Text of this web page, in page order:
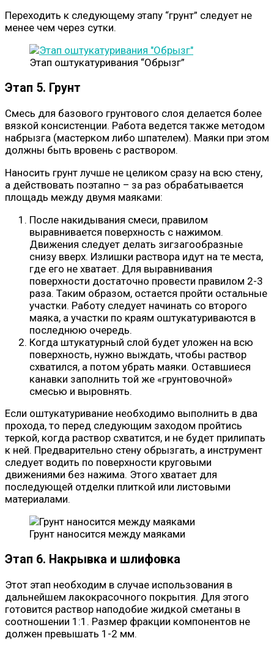
Переходить к следующему этапу “грунт” следует не
менее чем через сутки.
Этап оштукатуривания “Обрызг”
Этап 5. Грунт
Смесь для базового грунтового слоя делается более
вязкой консистенции. Работа ведется также методом
набрызга (мастерком либо шпателем). Маяки при этом
должны быть вровень с раствором.
Наносить грунт лучше не целиком сразу на всю стену,
а действовать поэтапно – за раз обрабатывается
площадь между двумя маяками:
После накидывания смеси, правилом
выравнивается поверхность с нажимом.
Движения следует делать зигзагообразные
снизу вверх. Излишки раствора идут на те места,
где его не хватает. Для выравнивания
поверхности достаточно провести правилом 2-3
раза. Таким образом, остается пройти остальные
участки. Работу следует начинать со второго
маяка, а участки по краям оштукатуриваются в
последнюю очередь.
Когда штукатурный слой будет уложен на всю
поверхность, нужно выждать, чтобы раствор
схватился, а потом убрать маяки. Оставшиеся
канавки заполнить той же «грунтовочной»
смесью и выровнять.
Если оштукатуривание необходимо выполнить в два
прохода, то перед следующим заходом пройтись
теркой, когда раствор схватится, и не будет прилипать
к ней. Предварительно стену обрызгать, а инструмент
следует водить по поверхности круговыми
движениями без нажима. Этого хватает для
последующей отделки плиткой или листовыми
материалами.
Грунт наносится между маяками
Этап 6. Накрывка и шлифовка
Этот этап необходим в случае использования в
дальнейшем лакокрасочного покрытия. Для этого
готовится раствор наподобие жидкой сметаны в
соотношении 1:1. Размер фракции компонентов не
должен превышать 1-2 мм.